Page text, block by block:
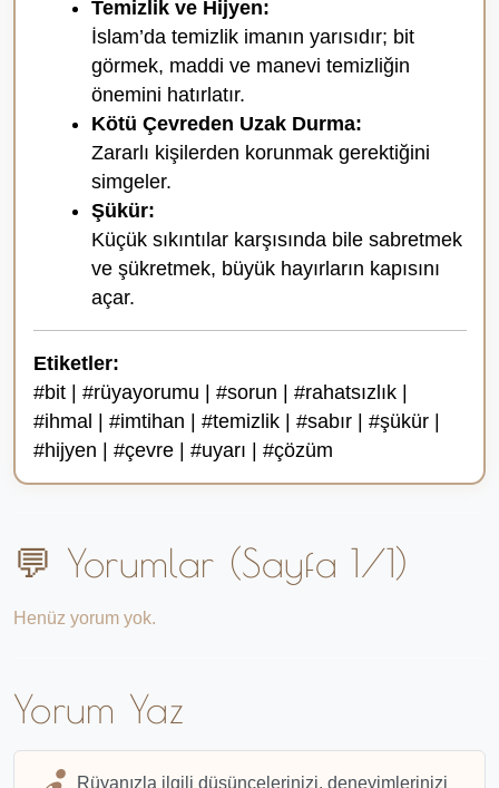
Temizlik ve Hijyen:
İslam’da temizlik imanın yarısıdır; bit
görmek, maddi ve manevi temizliğin
önemini hatırlatır.
Kötü Çevreden Uzak Durma:
Zararlı kişilerden korunmak gerektiğini
simgeler.
Şükür:
Küçük sıkıntılar karşısında bile sabretmek
ve şükretmek, büyük hayırların kapısını
açar.
Etiketler:
#bit | #rüyayorumu | #sorun | #rahatsızlık |
#ihmal | #imtihan | #temizlik | #sabır | #şükür |
#hijyen | #çevre | #uyarı | #çözüm
💬 Yorumlar (Sayfa 1/1)
Henüz yorum yok.
Yorum Yaz
Rüyanızla ilgili düşüncelerinizi, deneyimlerinizi